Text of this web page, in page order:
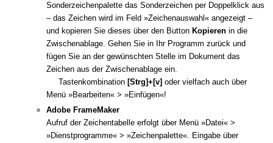
Sonderzeichenpalette das Sonderzeichen per Doppelklick aus
– das Zeichen wird im Feld »Zeichenauswahl« angezeigt –
und kopieren Sie dieses über den Button Kopieren in die
Zwischenablage. Gehen Sie in Ihr Programm zurück und
fügen Sie an der gewünschten Stelle im Dokument das
Zeichen aus der Zwischenablage ein.
Tastenkombination [Strg]+[v] oder vielfach auch über
Menü »Bearbeiten« > »Einfügen«!
Adobe FrameMaker
Aufruf der Zeichentabelle erfolgt über Menü »Datei« >
»Dienstprogramme« > »Zeichenpalette«. Eingabe über